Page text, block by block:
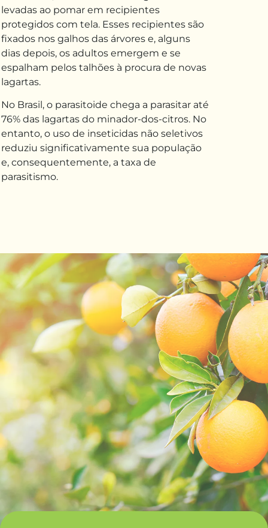
levadas ao pomar em recipientes
protegidos com tela. Esses recipientes são
fixados nos galhos das árvores e, alguns
dias depois, os adultos emergem e se
espalham pelos talhões à procura de novas
lagartas.
No Brasil, o parasitoide chega a parasitar até
76% das lagartas do minador-dos-citros. No
entanto, o uso de inseticidas não seletivos
reduziu significativamente sua população
e, consequentemente, a taxa de
parasitismo.